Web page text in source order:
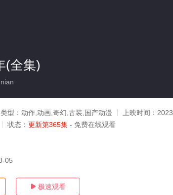
(全集)
类型： 动作,动画,奇幻,古装,国产动漫 上映时间： 2023
状态： 更新第365集 - 免费在线观看
05
 极速观看